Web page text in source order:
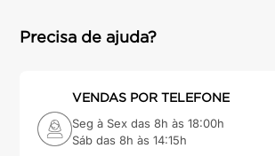
Precisa de ajuda?
VENDAS POR TELEFONE
Seg à Sex das 8h às 18:00h
Sáb das 8h às 14:15h